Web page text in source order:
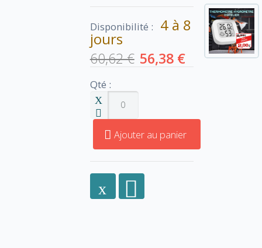
Disponibilité : 4 à 8
jours
60,62 € 56,38 €
Qté :
Ajouter au panier